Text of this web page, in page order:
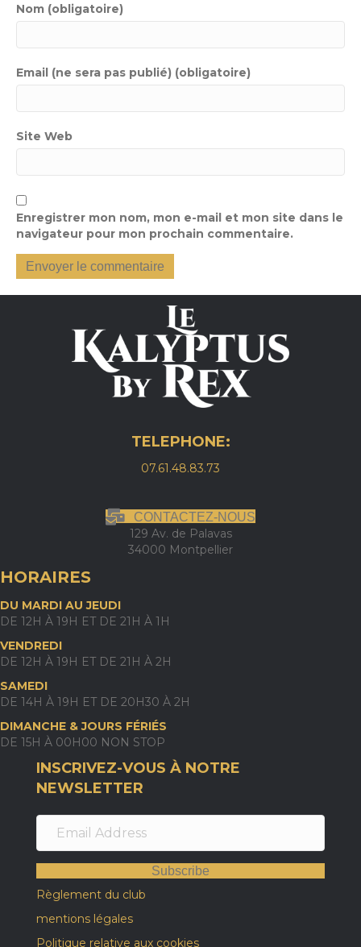
Nom (obligatoire)
Email (ne sera pas publié) (obligatoire)
Site Web
Enregistrer mon nom, mon e-mail et mon site dans le
navigateur pour mon prochain commentaire.
TELEPHONE:
07.61.48.83.73
CONTACTEZ-NOUS
129 Av. de Palavas
34000 Montpellier
HORAIRES
DU MARDI AU JEUDI
DE 12H À 19H ET DE 21H À 1H
VENDREDI
DE 12H À 19H ET DE 21H À 2H
SAMEDI
DE 14H À 19H ET DE 20H30 À 2H
DIMANCHE & JOURS FÉRIÉS
DE 15H À 00H00 NON STOP
INSCRIVEZ-VOUS À NOTRE
NEWSLETTER
Subscribe
Règlement du club
mentions légales
Politique relative aux cookies